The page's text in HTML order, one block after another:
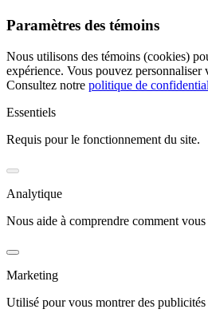
Paramètres des témoins
Nous utilisons des témoins (cookies)
expérience. Vous pouvez personnaliser
Consultez notre politique de
Essentiels
Requis pour le fonctionnement du site.
Analytique
Nous aide à comprendre comment
Marketing
Utilisé pour vous montrer des publicités